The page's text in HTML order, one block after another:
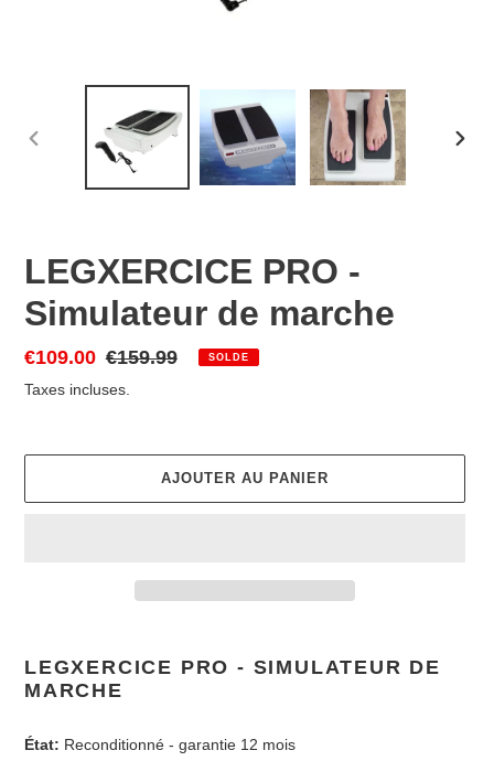
DIAPOSITIVE
PRÉCÉDENTE
LEGXERCICE PRO -
Simulateur de marche
Prix
réduit
€109.00 Prix
normal
€159.99 SOLDE
Taxes incluses.
AJOUTER AU PANIER
d'un
produit
à
panier
LEGXERCICE PRO - SIMULATEUR DE
MARCHE
État: Reconditionné - garantie 12 mois